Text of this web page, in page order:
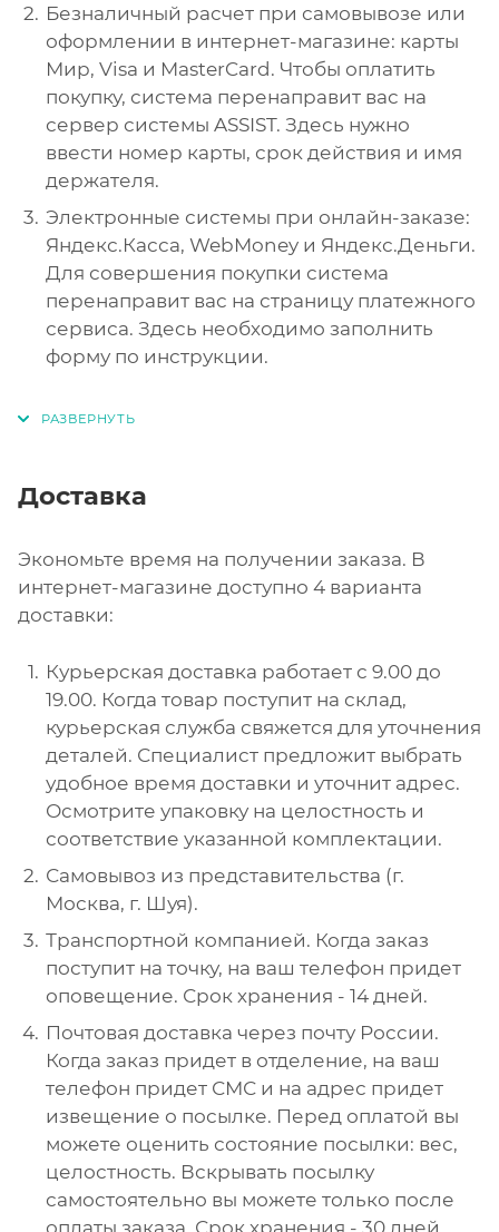
Безналичный расчет при самовывозе или
оформлении в интернет-магазине: карты
Мир, Visa и MasterCard. Чтобы оплатить
покупку, система перенаправит вас на
сервер системы ASSIST. Здесь нужно
ввести номер карты, срок действия и имя
держателя.
Электронные системы при онлайн-заказе:
Яндекс.Касса, WebMoney и Яндекс.Деньги.
Для совершения покупки система
перенаправит вас на страницу платежного
сервиса. Здесь необходимо заполнить
форму по инструкции.
Доставка
Экономьте время на получении заказа. В
интернет-магазине доступно 4 варианта
доставки:
Курьерская доставка работает с 9.00 до
19.00. Когда товар поступит на склад,
курьерская служба свяжется для уточнения
деталей. Специалист предложит выбрать
удобное время доставки и уточнит адрес.
Осмотрите упаковку на целостность и
соответствие указанной комплектации.
Самовывоз из представительства (г.
Москва, г. Шуя).
Транспортной компанией. Когда заказ
поступит на точку, на ваш телефон придет
оповещение. Срок хранения - 14 дней.
Почтовая доставка через почту России.
Когда заказ придет в отделение, на ваш
телефон придет СМС и на адрес придет
извещение о посылке. Перед оплатой вы
можете оценить состояние посылки: вес,
целостность. Вскрывать посылку
самостоятельно вы можете только после
оплаты заказа. Срок хранения - 30 дней.